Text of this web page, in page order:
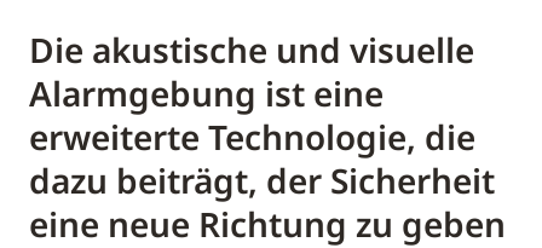
Die akustische und visuelle
Alarmgebung ist eine
erweiterte Technologie, die
dazu beiträgt, der Sicherheit
eine neue Richtung zu geben